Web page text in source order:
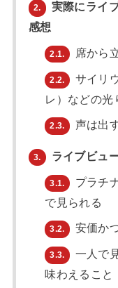
2.
実際にライ
感想
2.1. 席から
2.2.
サイリ
レ）などの光
2.3. 声は出
3. ライブビュ
3.1.
プラチ
で見られる
3.2. 安価か
3.3.
一人で
味わえること